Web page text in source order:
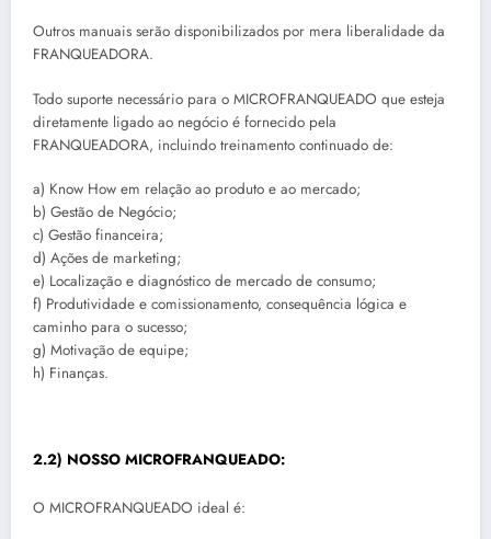
Outros manuais serão disponibilizados por mera liberalidade da
FRANQUEADORA.
Todo suporte necessário para o MICROFRANQUEADO que esteja
diretamente ligado ao negócio é fornecido pela
FRANQUEADORA, incluindo treinamento continuado de:
a) Know How em relação ao produto e ao mercado;
b) Gestão de Negócio;
c) Gestão financeira;
d) Ações de marketing;
e) Localização e diagnóstico de mercado de consumo;
f) Produtividade e comissionamento, consequência lógica e
caminho para o sucesso;
g) Motivação de equipe;
h) Finanças.
2.2) NOSSO MICROFRANQUEADO:
O MICROFRANQUEADO ideal é: